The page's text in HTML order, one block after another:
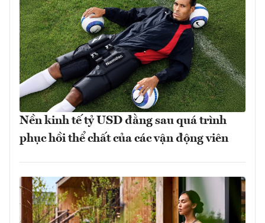
Nền kinh tế tỷ USD đằng sau quá trình
phục hồi thể chất của các vận động viên